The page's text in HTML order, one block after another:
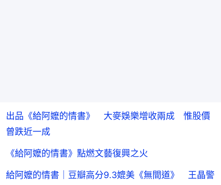
出品《給阿嬤的情書》 大麥娛樂增收兩成 惟股價
曾跌近一成
《給阿嬤的情書》點燃文藝復興之火
給阿嬤的情書｜豆瓣高分9.3媲美《無間道》 王晶警